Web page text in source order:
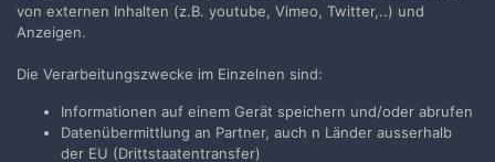
Sprache
Impressum / Datenschutzerklärung
von externen Inhalten (z.B. youtube, Vimeo, Twitter,..) und
Anzeigen.
Die Verarbeitungszwecke im Einzelnen sind:
Informationen auf einem Gerät speichern und/oder abrufen
Datenübermittlung an Partner, auch n Länder ausserhalb
der EU (Drittstaatentransfer)